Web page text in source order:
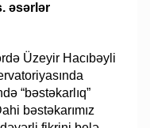
əsərlər
Üzeyir Hacıbəyli
“bəstəkarlıq”
bəstəkarımız